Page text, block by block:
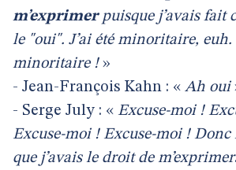
m’exprimer puisque j’avais fait
le "oui". J’ai été minoritaire, euh.
minoritaire !»
- Jean-François Kahn : « Ah oui
- Serge July : « Excuse-moi !
Excuse-moi ! Excuse-moi ! Donc
que j’avais le droit de m’exprimer